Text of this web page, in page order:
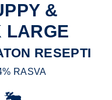
&
LARGE
RESEPTI
RASVA